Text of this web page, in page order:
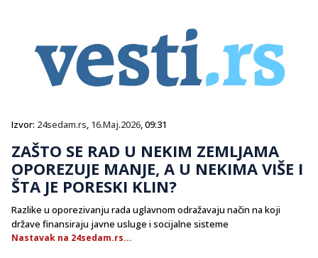
Izvor: 24sedam.rs, 16.Maj.2026, 09:31
ZAŠTO SE RAD U NEKIM ZEMLJAMA
OPOREZUJE MANJE, A U NEKIMA VIŠE I
ŠTA JE PORESKI KLIN?
Razlike u oporezivanju rada uglavnom odražavaju način na koji
države finansiraju javne usluge i socijalne sisteme
Nastavak na 24sedam.rs...